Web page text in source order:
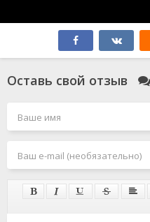
Оставь свой отзыв